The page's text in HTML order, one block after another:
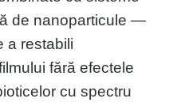
de nanoparticule —
a restabili
fără efectele
cu spectru